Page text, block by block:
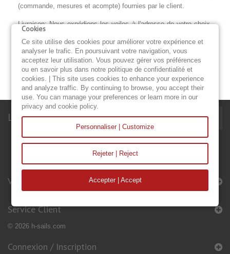
(commande, mesures et acompte) fournies par le client.
Livraison: Nous expédions les voiles à l'adresse de votre choix.
Garanties: Nos voiles bénéficient d'une garantie de deux ans. La
garantie porte sur le tissu, le fil et les accessoires posés
d'origine sur la voile.
Lettre d'informations
Voiles & Accessoires
Service Client
© 2026 h-sails.com
Connexion / Inscription
Cookies
Ce site utilise des cookies pour améliorer votre expérience et
analyser le trafic. En poursuivant votre navigation, vous
acceptez leur utilisation. Vous pouvez gérer vos préférences
ou en savoir plus dans notre politique de confidentialité et
cookies. | This site uses cookies to enhance your experience
and analyze traffic. By continuing to browse, you accept their
use. You can manage your preferences or learn more in our
privacy and cookie policy.
Personnaliser | Customize
Rejeter | Reject
Accepter | Accept